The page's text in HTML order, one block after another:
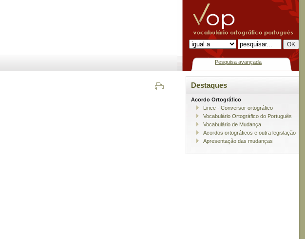
Pesquisa avançada
Destaques
Acordo Ortográfico
Lince - Conversor ortográfico
Vocabulário Ortográfico do Português
Vocabulário de Mudança
Acordos ortográficos e outra legislação
Apresentação das mudanças